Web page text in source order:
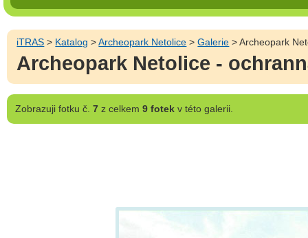
iTRAS > Katalog >Archeopark Netolice >Galerie > Archeopark
Archeopark Netolice -
Zobrazujifotku č. 7z celkem 9 fotekv této galerii.